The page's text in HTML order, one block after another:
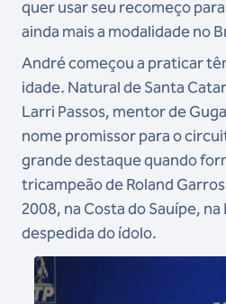
quer usar seu recomeço
ainda mais a modalidade no
André começou a praticar
idade. Natural de Santa
Larri Passos, mentor de
nome promissor para o
grande destaque quando
tricampeão de Roland
2008, na Costa do Sauípe,
despedida do ídolo.